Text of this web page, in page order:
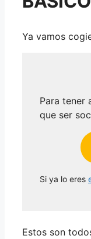
Ya vamos
Para tener
que ser
Si ya lo eres
Estos son